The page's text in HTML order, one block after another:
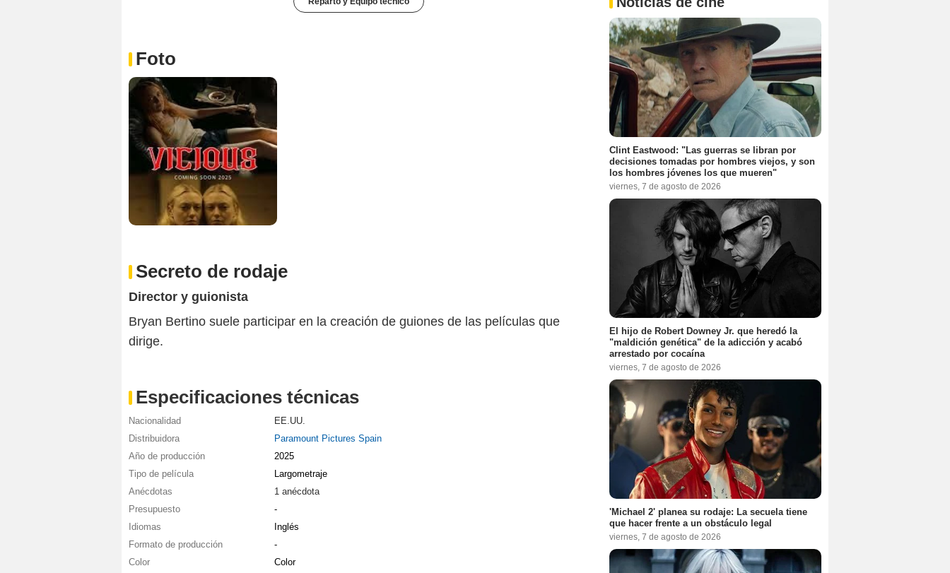
Foto
Secreto de rodaje
Director y guionista
Bryan Bertino suele participar en la creación de guiones de las películas que
dirige.
Especificaciones técnicas
Nacionalidad
EE.UU.
Distribuidora
Paramount Pictures Spain
Año de producción
2025
Tipo de película
Largometraje
Anécdotas
1 anécdota
Presupuesto
-
Idiomas
Inglés
Formato de producción
-
Color
Color
Clint Eastwood: "Las guerras se libran por
decisiones tomadas por hombres viejos, y son
los hombres jóvenes los que mueren"
viernes, 7 de agosto de 2026
El hijo de Robert Downey Jr. que heredó la
"maldición genética" de la adicción y acabó
arrestado por cocaína
viernes, 7 de agosto de 2026
'Michael 2' planea su rodaje: La secuela tiene
que hacer frente a un obstáculo legal
viernes, 7 de agosto de 2026